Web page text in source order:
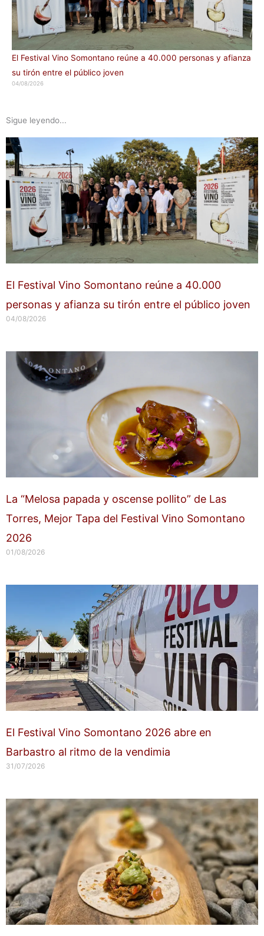
El Festival Vino Somontano reúne a 40.000 personas y afianza
su tirón entre el público joven
04/08/2026
Sigue leyendo...
El Festival Vino Somontano reúne a 40.000
personas y afianza su tirón entre el público joven
04/08/2026
La “Melosa papada y oscense pollito” de Las
Torres, Mejor Tapa del Festival Vino Somontano
2026
01/08/2026
El Festival Vino Somontano 2026 abre en
Barbastro al ritmo de la vendimia
31/07/2026